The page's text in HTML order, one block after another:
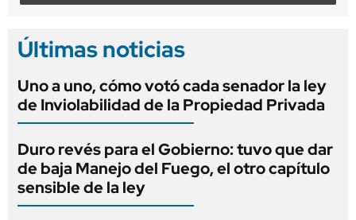
Últimas noticias
Uno a uno, cómo votó cada senador la ley
de Inviolabilidad de la Propiedad Privada
Duro revés para el Gobierno: tuvo que dar
de baja Manejo del Fuego, el otro capítulo
sensible de la ley